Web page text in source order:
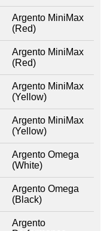
Argento MiniMax
(Red)
Argento MiniMax
(Red)
Argento MiniMax
(Yellow)
Argento MiniMax
(Yellow)
Argento Omega
(White)
Argento Omega
(Black)
Argento